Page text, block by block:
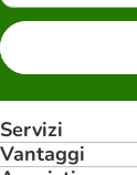
Servizi
Vantaggi